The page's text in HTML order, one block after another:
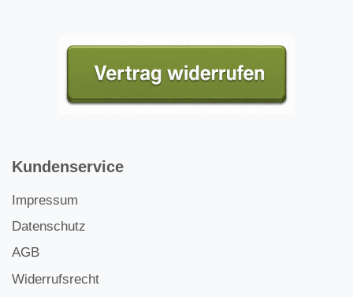
Kundenservice
Impressum
Datenschutz
AGB
Widerrufsrecht